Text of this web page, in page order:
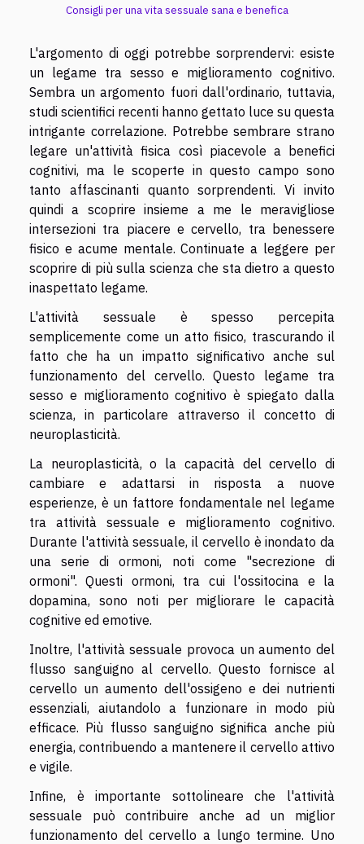
Consigli per una vita sessuale sana e benefica
L'argomento di oggi potrebbe sorprendervi: esiste
un legame tra sesso e miglioramento cognitivo.
Sembra un argomento fuori dall'ordinario, tuttavia,
studi scientifici recenti hanno gettato luce su questa
intrigante correlazione. Potrebbe sembrare strano
legare un'attività fisica così piacevole a benefici
cognitivi, ma le scoperte in questo campo sono
tanto affascinanti quanto sorprendenti. Vi invito
quindi a scoprire insieme a me le meravigliose
intersezioni tra piacere e cervello, tra benessere
fisico e acume mentale. Continuate a leggere per
scoprire di più sulla scienza che sta dietro a questo
inaspettato legame.
L'attività sessuale è spesso percepita
semplicemente come un atto fisico, trascurando il
fatto che ha un impatto significativo anche sul
funzionamento del cervello. Questo legame tra
sesso e miglioramento cognitivo è spiegato dalla
scienza, in particolare attraverso il concetto di
neuroplasticità.
La neuroplasticità, o la capacità del cervello di
cambiare e adattarsi in risposta a nuove
esperienze, è un fattore fondamentale nel legame
tra attività sessuale e miglioramento cognitivo.
Durante l'attività sessuale, il cervello è inondato da
una serie di ormoni, noti come "secrezione di
ormoni". Questi ormoni, tra cui l'ossitocina e la
dopamina, sono noti per migliorare le capacità
cognitive ed emotive.
Inoltre, l'attività sessuale provoca un aumento del
flusso sanguigno al cervello. Questo fornisce al
cervello un aumento dell'ossigeno e dei nutrienti
essenziali, aiutandolo a funzionare in modo più
efficace. Più flusso sanguigno significa anche più
energia, contribuendo a mantenere il cervello attivo
e vigile.
Infine, è importante sottolineare che l'attività
sessuale può contribuire anche ad un miglior
funzionamento del cervello a lungo termine. Uno